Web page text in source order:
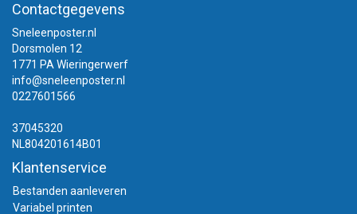
Contactgegevens
Sneleenposter.nl
Dorsmolen 12
1771 PA Wieringerwerf
info@sneleenposter.nl
0227601566
37045320
NL804201614B01
Klantenservice
Bestanden aanleveren
Variabel printen